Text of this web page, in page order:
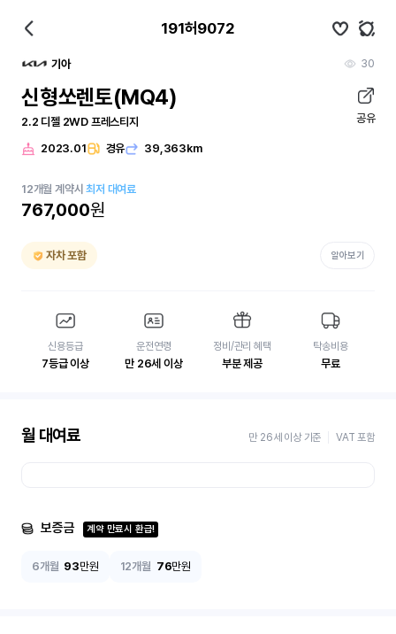
191허9072
기아 30
신형쏘렌토(MQ4)
2.2 디젤 2WD 프레스티지 공유
2023.01 경유 39,363km
12개월 계약시최저 대여료
767,000원
자차 포함 알아보기
신용등급
7등급 이상
운전연령
만 26세 이상
정비/관리 혜택
부분 제공
탁송비용
무료
월 대여료 만 26세 이상 기준 VAT 포함
보증금 계약 만료시 환급!
6개월 93만원 12개월 76만원